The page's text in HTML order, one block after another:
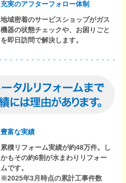
充実のアフターフォロー体制
地域密着のサービスショップがガス
機器の状態チェックや、お困りごと
を即日訪問で解決します。
豊富な実績
累積リフォーム実績が約48万件。し
かもその約6割が水まわりリフォー
ムです。
※2025年3月時点の累計工事件数